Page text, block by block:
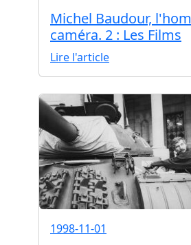
Michel Baudour,
caméra. 2 : Les Films
Lire l'article
1998-11-01